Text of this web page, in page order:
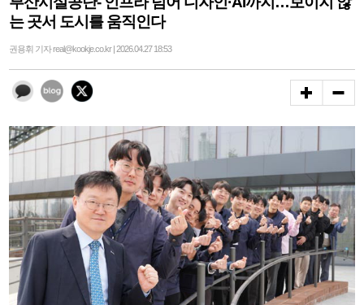
는 곳서 도시를 움직인다
권용휘 기자 real@kookje.co.kr | 2026.04.27 18:53